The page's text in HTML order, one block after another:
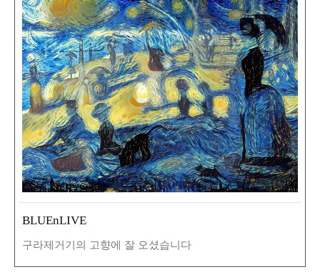
BLUEnLIVE
구라제거기의 고향에 잘 오셨습니다